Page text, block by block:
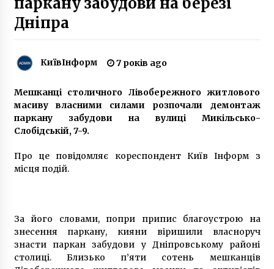
6 років ago
6 років ago
Ночью в Киеве горел строительный рынок
“Юность”
8 років ago
детские сады
Каракіс створив будинок КВО в історичному
центрі Києва
7 років ago
На День Незалежності невідомі в Києві
Дніпра
КиївІнформ 7 років ago
Мешканці столичного Лівобережного житлового
масиву власними силами розпочали демонтаж
паркану забудови на вулиці Микільсько-
Слобідській, 7-9.
Про це повідомляє кореспондент Київ Інформ з
місця подій.
За його словами, попри припис благоустрою на
знесення паркану, кияни віришили власноруч
знасти паркан забудови у Дніпровському районі
столиці. Близько п’яти сотень мешканців